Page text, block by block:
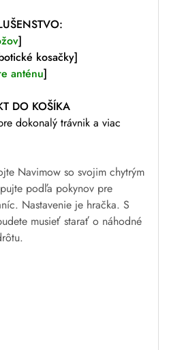
]
kosačky]
anténu]
DO KOŠÍKA
dokonalý trávnik a viac
Navimow so svojim chytrým
podľa pokynov pre
Nastavenie je hračka. S
musieť starať o náhodné